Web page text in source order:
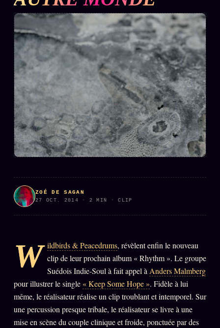
N L'ARCHIVE
✉ INSCRIPTION À LA NEWSLETTER ↗
Rubriques éditoriales 10 088 articles
TOUTES LES RUBRIQUES →
DÉTONATIONS POLITIQUE
RENSEIGNEMENT
BUREAU DE
Oracle z/S
ZOÉ DE SAGAN
27 OCT. 2014 · 2 MIN · CLIP
W ildbirds & Peacedrums, révèlent enfin le nouveau
clip de leur prochain album « Rhythm ». Le groupe
Suédois Indie-Soul à fait appel àAnders Malmberg
pour illustrer le single « Keep Some Hope ». Fidèle à lui
même, le réalisateur réalise un clip troublant et intemporel. Sur
une percussion presque tribale, le réalisateur se livre à une
mise en scène du couple clinique et froide, ponctuée par des